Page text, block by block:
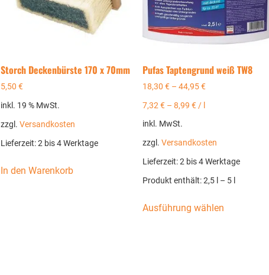
Storch Deckenbürste 170 x 70mm
5,50 €
inkl. 19 % MwSt.
zzgl. Versandkosten
Lieferzeit:2 bis 4 Werktage
In den Warenkorb
Pufas Taptengrund weiß TW8
18,30 € – 44,95€
7,32 € – 8,99 € /
inkl. MwSt.
zzgl. Versandkosten
Lieferzeit:2 bis 4 Werktage
Produkt enthält: 2,5 l – 5 l
Ausführung wählen